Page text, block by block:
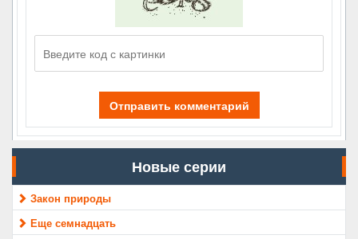
Отправить комментарий
Новые серии
Закон природы
Еще семнадцать